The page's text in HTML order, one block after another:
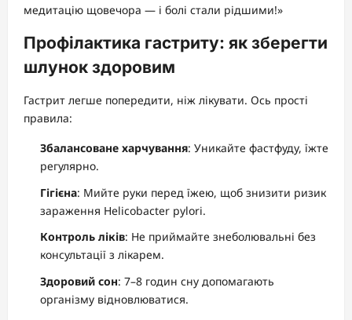
медитацію щовечора — і болі стали рідшими!»
Профілактика гастриту: як зберегти
шлунок здоровим
Гастрит легше попередити, ніж лікувати. Ось прості
правила:
Збалансоване харчування: Уникайте фастфуду, їжте
регулярно.
Гігієна: Мийте руки перед їжею, щоб знизити ризик
зараження Helicobacter pylori.
Контроль ліків: Не приймайте знеболювальні без
консультації з лікарем.
Здоровий сон: 7–8 годин сну допомагають
організму відновлюватися.